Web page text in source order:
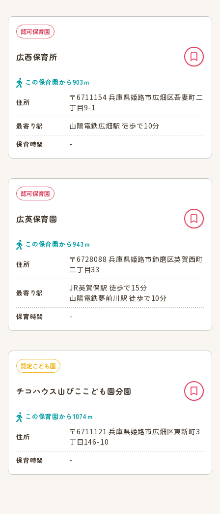
認可保育園
広西保育所
この保育園から903ｍ
住所
〒6711154 兵庫県姫路市広畑区吾妻町二
丁目9-1
最寄り駅 山陽電鉄広畑駅 徒歩で10分
保育時間 -
認可保育園
広英保育園
この保育園から943ｍ
住所
〒6728088 兵庫県姫路市飾磨区英賀西町
二丁目33
最寄り駅
JR英賀保駅 徒歩で15分
山陽電鉄夢前川駅 徒歩で10分
保育時間 -
認定こども園
チコハウス山びここども園分園
この保育園から1074 ｍ
住所
〒6711121 兵庫県姫路市広畑区東新町3
丁目146-10
保育時間 -